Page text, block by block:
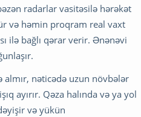
radarlar vasitəsilə hərəkət
və həmin proqram real vaxt
ilə bağlı qərar verir. Ənənəvi
almır, nəticədə uzun növbələr
ayırır. Qəza halında və ya yol
və yükün